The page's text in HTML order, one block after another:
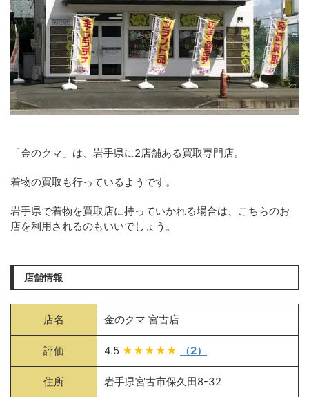
「金のクマ」は、岩手県に2店舗ある買取専門店。
着物の買取も行っているようです。
岩手県で着物を買取店に持っていかれる場合は、こちらのお
店を利用されるのもいいでしょう。
店舗情報
店名 金のクマ 宮古店
評価 4.5 ★★★★★ （2）
住所 岩手県宮古市保久田8-32